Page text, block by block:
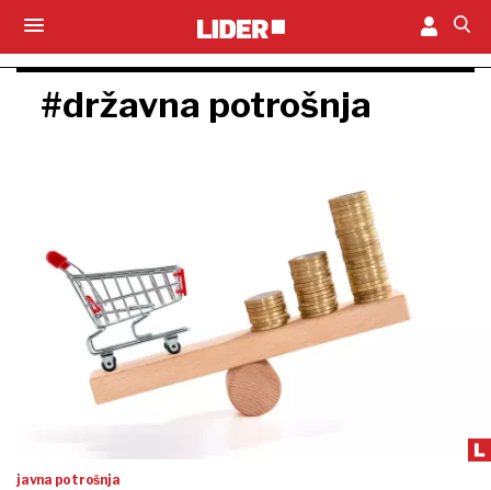
#državna potrošnja
javna potrošnja